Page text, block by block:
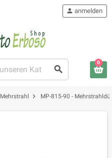
search
person anmelden
0
Mehrstrahl chevron_right MP-815-90 -